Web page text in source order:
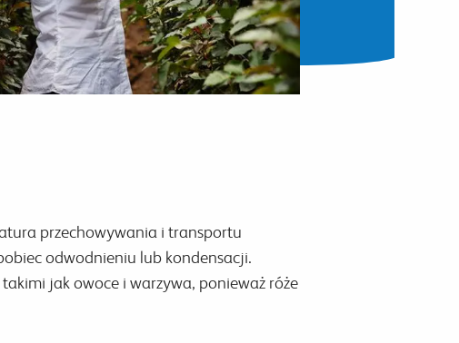
przechowywania i transportu
odwodnieniu lub kondensacji.
jak owoce i warzywa, ponieważ róże